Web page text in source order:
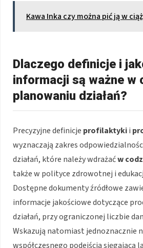
Kawa Inka czy można pić ją w
Dlaczego definicje i
informacji są ważne w
planowaniu działań?
Precyzyjne definicje profilaktykii
wyznaczają zakres
działań, które należy wdrażaćw
także w polityce zdrowotnej i
Dostępne dokumenty źródłowe
informacje jakościowe dotyczące
działań, przy ograniczonej liczbie
Wskazują natomiast jednoznacznie
współczesnego podejścia sięgającą